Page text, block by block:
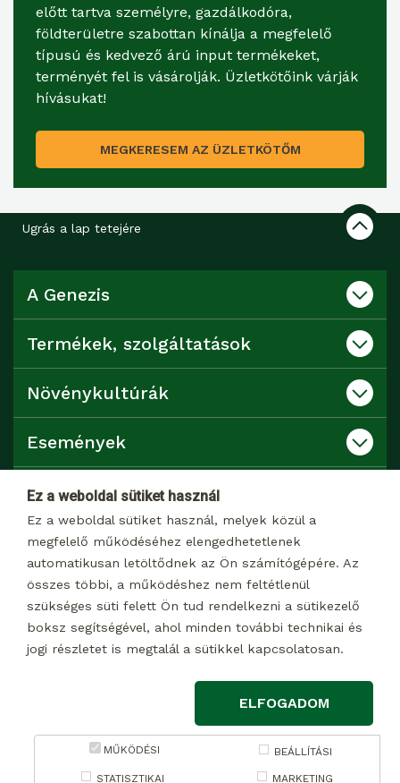
Ez a weboldal sütiket használ
Ez a weboldal sütiket használ, melyek közül a
megfelelő működéséhez elengedhetetlenek
automatikusan letöltődnek az Ön számítógépére. Az
összes többi, a működéshez nem feltétlenül
szükséges süti felett Ön tud rendelkezni a sütikezelő
boksz segítségével, ahol minden további technikai és
jogi részletet is megtalál a sütikkel kapcsolatosan.
ELFOGADOM
MŰKÖDÉSI BEÁLLÍTÁSI
STATISZTIKAI MARKETING
előtt tartva személyre, gazdálkodóra,
földterületre szabottan kínálja a megfelelő
típusú és kedvező árú input termékeket,
terményét fel is vásárolják. Üzletkötőink várják
hívásukat!
MEGKERESEM AZ ÜZLETKÖTŐM
Ugrás a lap tetejére
A Genezis
Termékek, szolgáltatások
Növénykultúrák
Események
Katalógusok
Kapcsolat
Dokumentumtár
© 2026 Minden jog fenntartva
Impresszum
Adatkezelési tájékoztató marketing célú adatkezelésről
Adatkezelési tájékoztató weboldalon keresztül, a